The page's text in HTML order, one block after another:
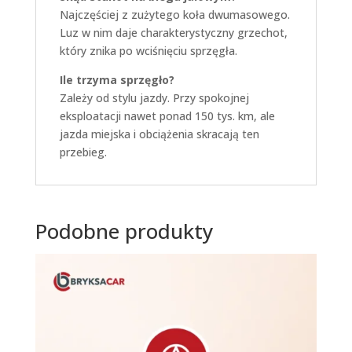
Najczęściej z zużytego koła dwumasowego.
Luz w nim daje charakterystyczny grzechot,
który znika po wciśnięciu sprzęgła.
Ile trzyma sprzęgło?
Zależy od stylu jazdy. Przy spokojnej
eksploatacji nawet ponad 150 tys. km, ale
jazda miejska i obciążenia skracają ten
przebieg.
Podobne produkty